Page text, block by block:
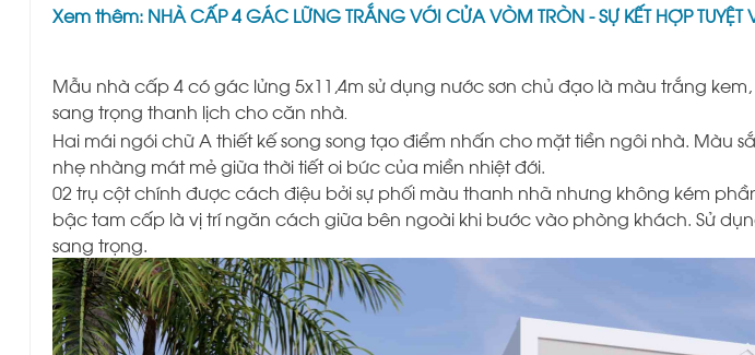
Xem thêm: NHÀ CẤP 4 GÁC LỮNG TRẮNG VỚI CỬA VÒM TRÒN - SỰ KẾT HỢP TUYỆT
Mẫu nhà cấp 4 có gác lửng 5x11,4m sử dụng nước sơn chủ đạo là màu trắng
sang trọng thanh lịch cho căn nhà.
Hai mái ngói chữ A thiết kế song song tạo điểm nhấn cho mặt tiền ngôi nhà.
nhẹ nhàng mát mẻ giữa thời tiết oi bức của miền nhiệt đới.
02 trụ cột chính được cách điệu bởi sự phối màu thanh nhã nhưng không kém
bậc tam cấp là vị trí ngăn cách giữa bên ngoài khi bước vào phòng khách. Sử
sang trọng.